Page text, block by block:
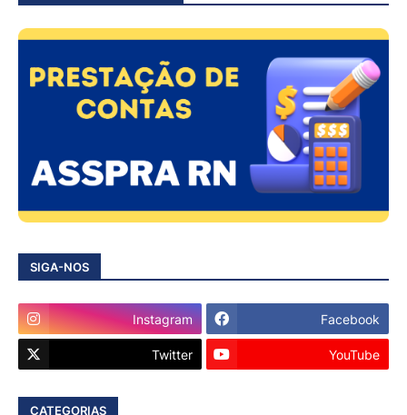
SIGA-NOS
Instagram Facebook
Twitter YouTube
CATEGORIAS